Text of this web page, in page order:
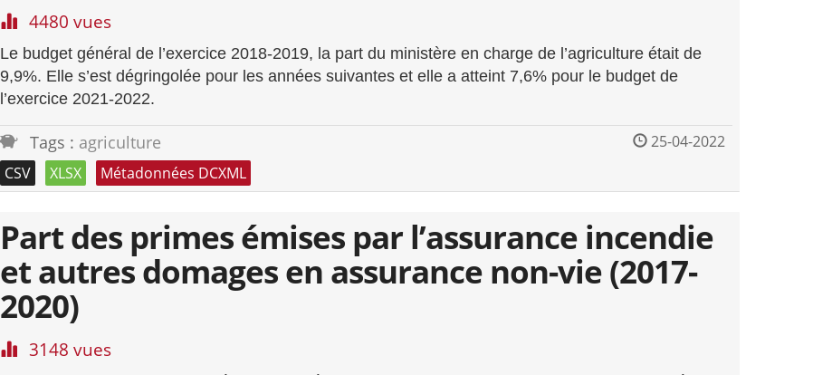
4480 vues
Le budget général de l’exercice 2018-2019, la part du ministère en charge de l’agriculture était de
9,9%. Elle s’est dégringolée pour les années suivantes et elle a atteint 7,6% pour le budget de
l’exercice 2021-2022.
Tags : agriculture
25-04-2022
CSV
XLSX Métadonnées DCXML
Part des primes émises par l’assurance incendie
et autres domages en assurance non-vie (2017-
2020)
3148 vues